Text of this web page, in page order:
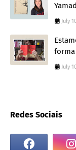
July
July
Redes Sociais